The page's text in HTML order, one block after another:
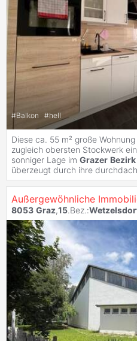
#Balkon #hell
Diese ca. 55 m² große
zugleich obersten Stockwerk
sonniger Lage im Grazer Bezirk
überzeugt durch ihre
Außergewöhnliche
8053 Graz,15.Bez.: